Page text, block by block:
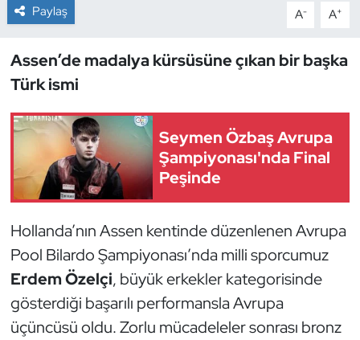
Paylaş A- A+
Assen’de madalya kürsüsüne çıkan bir başka
Türk ismi
Seymen Özbaş Avrupa
Şampiyonası'nda Final
Peşinde
Hollanda’nın Assen kentinde düzenlenen Avrupa
Pool Bilardo Şampiyonası’nda milli sporcumuz
Erdem Özelçi, büyük erkekler kategorisinde
gösterdiği başarılı performansla Avrupa
üçüncüsü oldu. Zorlu mücadeleler sonrası bronz
Dövüş Sanatı
E-Spor
Eskrim
Futbol
Futsal
Genel
Golf